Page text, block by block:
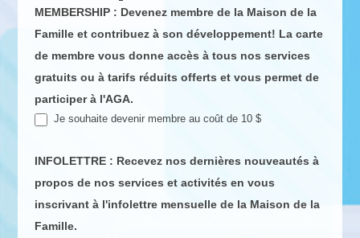
MEMBERSHIP : Devenez membre de la Maison de la
Famille et contribuez à son développement! La carte
de membre vous donne accès à tous nos services
gratuits ou à tarifs réduits offerts et vous permet de
participer à l'AGA.
Je souhaite devenir membre au coût de 10 $
INFOLETTRE : Recevez nos dernières nouveautés à
propos de nos services et activités en vous
inscrivant à l'infolettre mensuelle de la Maison de la
Famille.